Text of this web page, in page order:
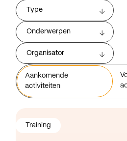
Type
Onderwerpen
Organisator
Aankomende
activiteiten
Training